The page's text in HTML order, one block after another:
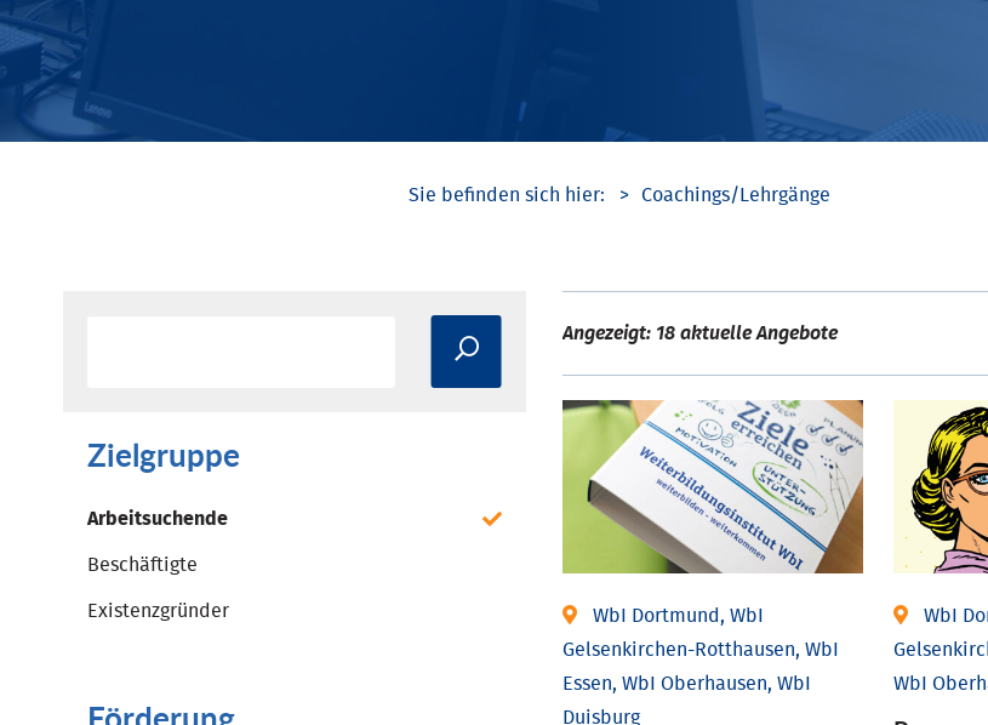
Coachings/­Lehrgänge
Zielgruppe
Arbeitsuchende
Beschäftigte
Existenzgründer
Angezeigt: 18 aktuelle Angebote
WbI Dortmund, WbI
Gelsenkirchen-Rotthausen, WbI
Essen, WbI Oberhausen, WbI
Duisburg
WbI
WbI